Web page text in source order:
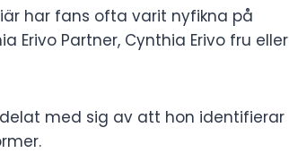
har fans ofta varit nyfikna på
Erivo Partner, Cynthia Erivo fru eller
med sig av att hon identifierar